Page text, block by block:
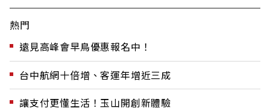
熱門
遠見高峰會早鳥優惠報名中！
台中航網十倍增、客運年增近三成
讓支付更懂生活！玉山開創新體驗